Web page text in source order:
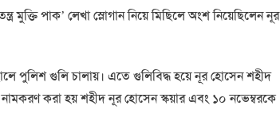
মুক্তি পাক’ লেখা স্লোগান নিয়ে মিছিলে অংশ নিয়েছিলেন নূর
পুলিশ গুলি চালায়। এতে গুলিবিদ্ধ হয়ে নূর হোসেন শহীদ
করা হয় শহীদ নূর হোসেন স্কয়ার এবং ১০ নভেম্বরকে